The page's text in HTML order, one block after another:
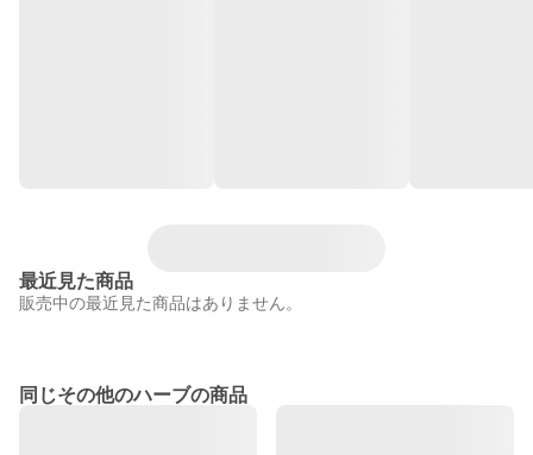
最近見た商品
販売中の最近見た商品はありません。
同じその他のハーブの商品